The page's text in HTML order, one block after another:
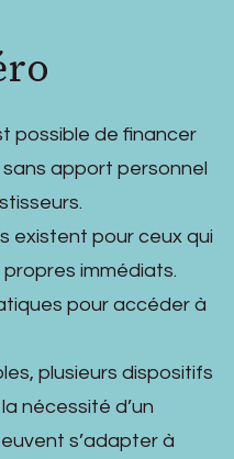
possible de financer
sans apport personnel
existent pour ceux qui
immédiats.
pour accéder à
plusieurs dispositifs
nécessité d’un
s’adapter à